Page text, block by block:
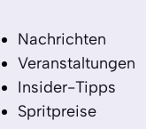
Nachrichten
Veranstaltungen
Insider-Tipps
Spritpreise